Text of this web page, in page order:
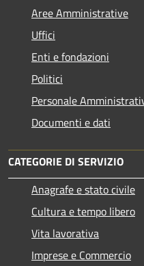
Aree Amministrative
Uffici
Enti e fondazioni
Politici
Personale
Documenti e dati
CATEGORIE DI SERVIZIO
Anagrafe e stato civile
Cultura e tempo libero
Vita lavorativa
Imprese e Commercio